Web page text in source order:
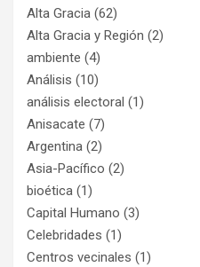
Alta Gracia (62)
Alta Gracia y Región (2)
ambiente (4)
Análisis (10)
análisis electoral (1)
Anisacate (7)
Argentina (2)
Asia-Pacífico (2)
bioética (1)
Capital Humano (3)
Celebridades (1)
Centros vecinales (1)